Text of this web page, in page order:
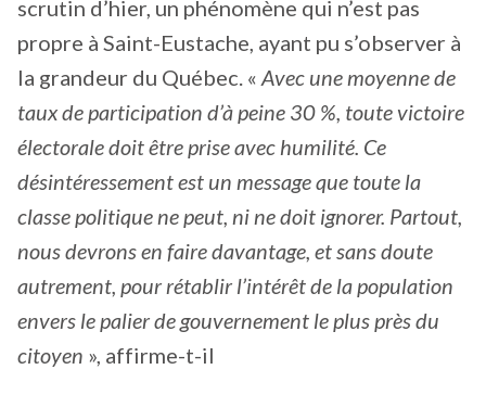
scrutin d’hier, un phénomène qui n’est pas
propre à Saint-Eustache, ayant pu s’observer à
la grandeur du Québec. « Avec une moyenne de
taux de participation d’à peine 30 %, toute victoire
électorale doit être prise avec humilité. Ce
désintéressement est un message que toute la
classe politique ne peut, ni ne doit ignorer. Partout,
nous devrons en faire davantage, et sans doute
autrement, pour rétablir l’intérêt de la population
envers le palier de gouvernement le plus près du
citoyen », affirme-t-il